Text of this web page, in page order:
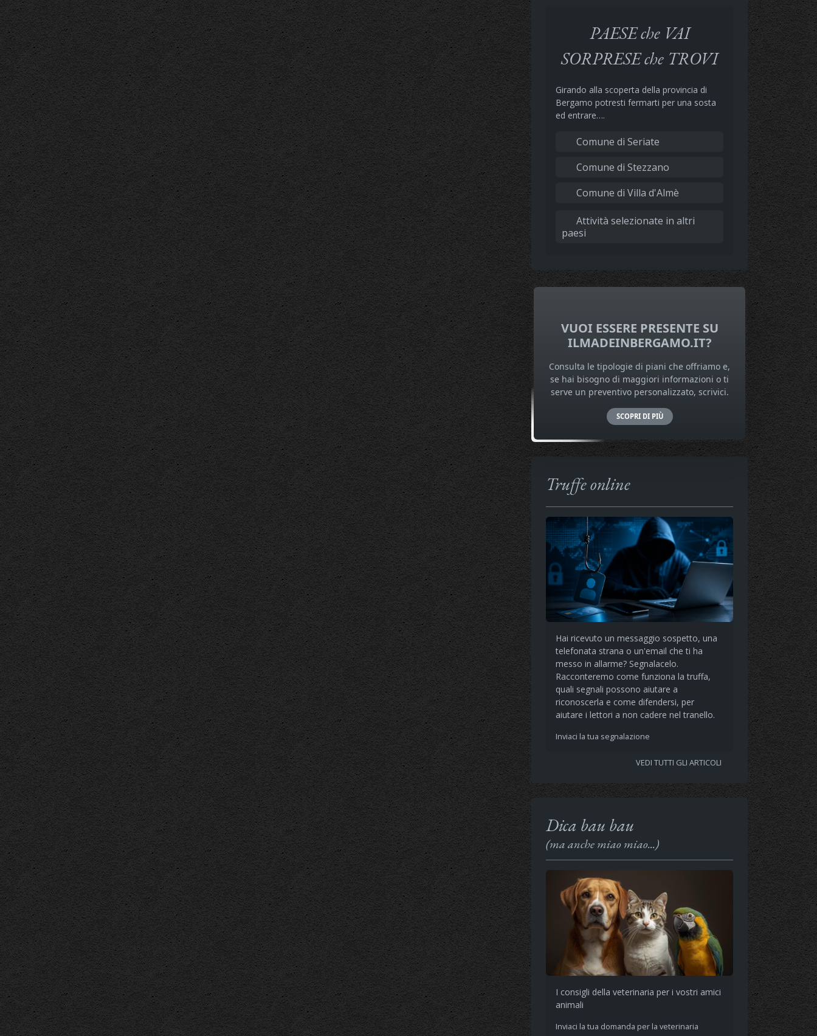
PAESE che VAI
SORPRESE che TROVI
Girando alla scoperta della provincia di
Bergamo potresti fermarti per una sosta
ed entrare….
Comune di Seriate
Comune di Stezzano
Comune di Villa d'Almè
Attività selezionate in altri
paesi
VUOI ESSERE PRESENTE SU
ILMADEINBERGAMO.IT?
Consulta le tipologie di piani che offriamo e,
se hai bisogno di maggiori informazioni o ti
serve un preventivo personalizzato, scrivici.
SCOPRI DI PIÙ
Truffe online
Hai ricevuto un messaggio sospetto, una
telefonata strana o un'email che ti ha
messo in allarme? Segnalacelo.
Racconteremo come funziona la truffa,
quali segnali possono aiutare a
riconoscerla e come difendersi, per
aiutare i lettori a non cadere nel tranello.
Inviaci la tua segnalazione
VEDI TUTTI GLI ARTICOLI
Dica bau bau
(ma anche miao miao...)
I consigli della veterinaria per i vostri amici
animali
Inviaci la tua domanda per la veterinaria